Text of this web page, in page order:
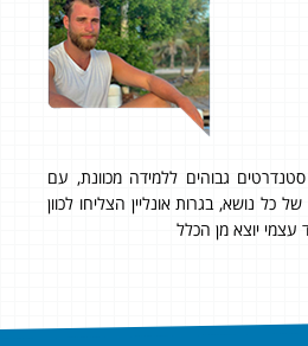
סטנדרטים גבוהים ללמידה מכוונת, עם
כל נושא, בגרות אונליין הצליחו לכוון
עצמי יוצא מן הכלל